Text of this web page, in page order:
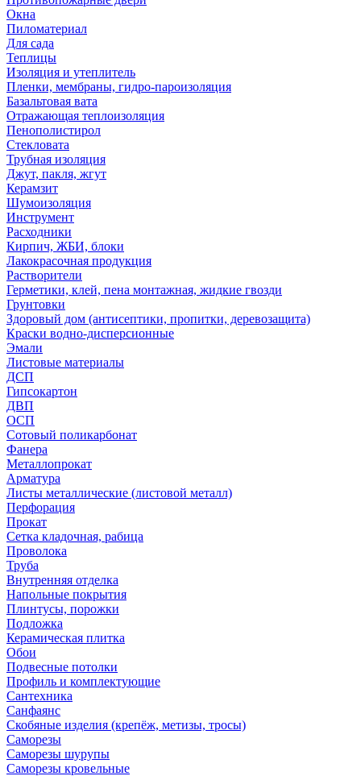
Окна
Пиломатериал
Для сада
Теплицы
Изоляция и утеплитель
Пленки, мембраны, гидро-пароизоляция
Базальтовая вата
Отражающая теплоизоляция
Пенополистирол
Стекловата
Трубная изоляция
Джут, пакля, жгут
Керамзит
Шумоизоляция
Инструмент
Расходники
Кирпич, ЖБИ, блоки
Лакокрасочная продукция
Растворители
Герметики, клей, пена монтажная, жидкие гвозди
Грунтовки
Здоровый дом (антисептики, пропитки, деревозащита)
Краски водно-дисперсионные
Эмали
Листовые материалы
ДСП
Гипсокартон
ДВП
ОСП
Сотовый поликарбонат
Фанера
Металлопрокат
Арматура
Листы металлические (листовой металл)
Перфорация
Прокат
Сетка кладочная, рабица
Проволока
Труба
Внутренняя отделка
Напольные покрытия
Плинтусы, порожки
Подложка
Керамическая плитка
Обои
Подвесные потолки
Профиль и комплектующие
Сантехника
Санфаянс
Скобяные изделия (крепёж, метизы, тросы)
Саморезы
Саморезы шурупы
Саморезы кровельные